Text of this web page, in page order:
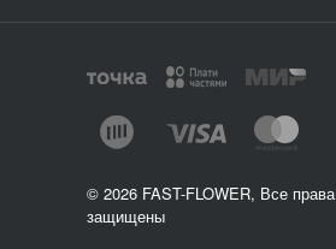
© 2026 FAST-FLOWER, Все права
защищены